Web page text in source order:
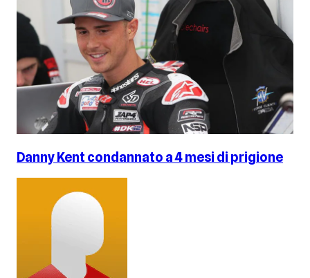
Danny Kent condannato a 4 mesi di prigione